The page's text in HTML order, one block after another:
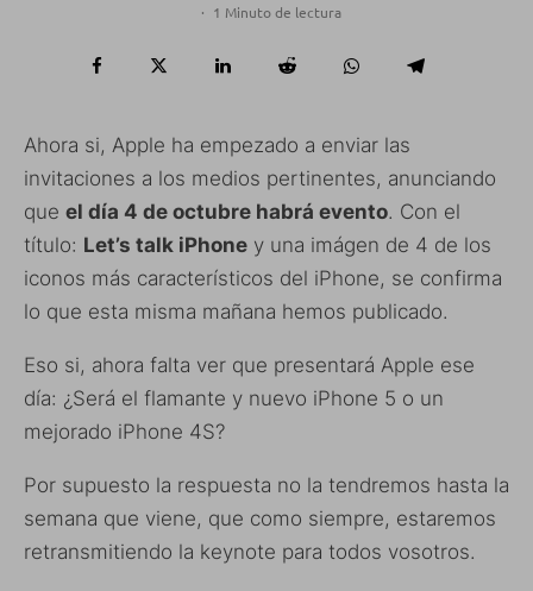
· 1 Minuto de lectura
Ahora si, Apple ha empezado a enviar las
invitaciones a los medios pertinentes, anunciando
que el día 4 de octubre habrá evento. Con el
título: Let’s talk iPhone y una imágen de 4 de los
iconos más característicos del iPhone, se confirma
lo que esta misma mañana hemos publicado.
Eso si, ahora falta ver que presentará Apple ese
día: ¿Será el flamante y nuevo iPhone 5 o un
mejorado iPhone 4S?
Por supuesto la respuesta no la tendremos hasta la
semana que viene, que como siempre, estaremos
retransmitiendo la keynote para todos vosotros.